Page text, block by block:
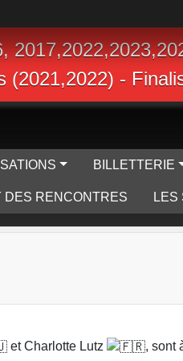
-
BILLETTERIE
DES RENCONTRES LES
et Charlotte Lutz
, sont